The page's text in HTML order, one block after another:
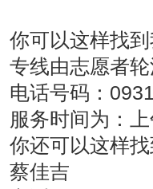
你可以这样找
专线由志愿者
电话号码：
服务时间为：
你还可以这样
蔡佳吉